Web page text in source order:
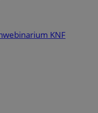
webinarium KNF